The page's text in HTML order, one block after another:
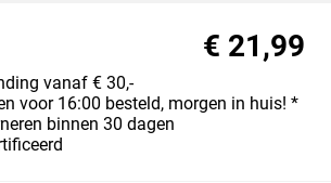
€ 21,99
vanaf € 30,-
voor 16:00 besteld, morgen in huis! *
binnen 30 dagen